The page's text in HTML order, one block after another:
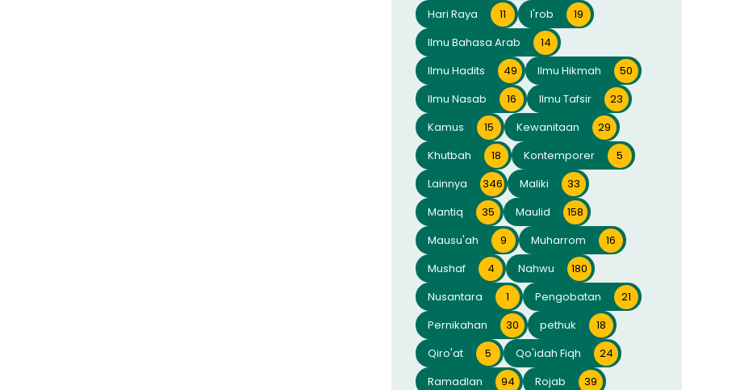
Hari Raya
11 I'rob
19
Ilmu Bahasa Arab
14
Ilmu Hadits
49 Ilmu Hikmah
50
Ilmu Nasab
16 Ilmu Tafsir
23
Kamus
15 Kewanitaan
29
Khutbah
18 Kontemporer
5
Lainnya
346 Maliki
33
Mantiq
35 Maulid
158
Mausu'ah
9 Muharrom
16
Mushaf
4 Nahwu
180
Nusantara
1 Pengobatan
21
Pernikahan
30 pethuk
18
Qiro'at
5 Qo'idah Fiqh
24
Ramadlan
94 Rojab
39